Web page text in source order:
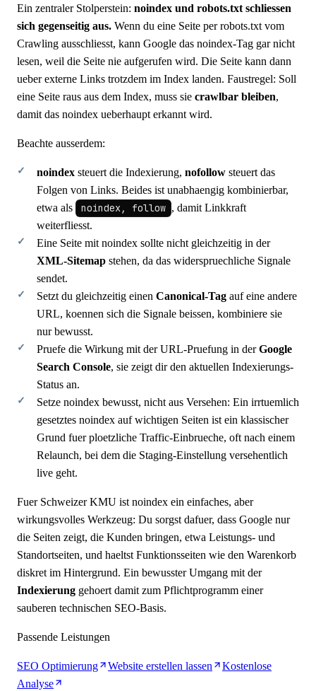
Ein zentraler Stolperstein: noindex und robots.txt schliessen
sich gegenseitig aus. Wenn du eine Seite per robots.txt vom
Crawling ausschliesst, kann Google das noindex-Tag gar nicht
lesen, weil die Seite nie aufgerufen wird. Die Seite kann dann
ueber externe Links trotzdem im Index landen. Faustregel: Soll
eine Seite raus aus dem Index, muss sie crawlbar bleiben,
damit das noindex ueberhaupt erkannt wird.
Beachte ausserdem:
noindex steuert die Indexierung, nofollow steuert das
Folgen von Links. Beides ist unabhaengig kombinierbar,
etwa als
noindex, follow , damit Linkkraft
weiterfliesst.
Eine Seite mit noindex sollte nicht gleichzeitig in der
XML-Sitemap stehen, da das widerspruechliche Signale
sendet.
Setzt du gleichzeitig einen Canonical-Tag auf eine andere
URL, koennen sich die Signale beissen, kombiniere sie
nur bewusst.
Pruefe die Wirkung mit der URL-Pruefung in derGoogle
Search Console, sie zeigt dir den aktuellen Indexierungs-
Status an.
Setze noindex bewusst, nicht aus Versehen: Ein irrtuemlich
gesetztes noindex auf wichtigen Seiten ist ein klassischer
Grund fuer ploetzliche Traffic-Einbrueche, oft nach einem
Relaunch, bei dem die Staging-Einstellung versehentlich
live geht.
Fuer Schweizer KMU ist noindex ein einfaches, aber
wirkungsvolles Werkzeug: Du sorgst dafuer, dass Google nur
die Seiten zeigt, die Kunden bringen, etwa Leistungs- und
Standortseiten, und haeltst Funktionsseiten wie den Warenkorb
diskret im Hintergrund. Ein bewusster Umgang mit der
Indexierung gehoert damit zum Pflichtprogramm einer
sauberen technischen SEO-Basis.
Passende Leistungen
SEO Optimierung Website erstellen lassen
Kostenlose
Analyse